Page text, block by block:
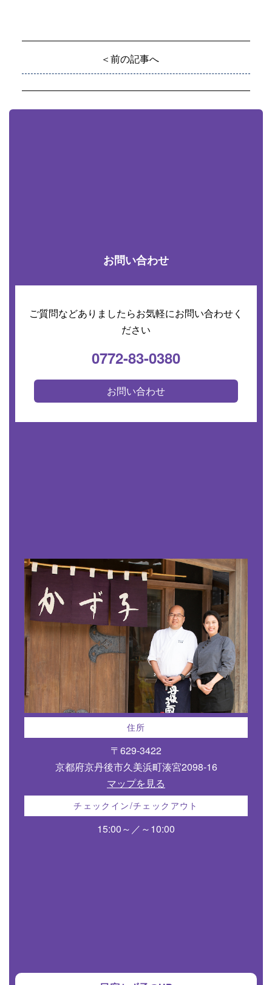
＜前の記事へ
お問い合わせ
ご質問などありましたらお気軽にお問い合わせく
ださい
0772-83-0380
お問い合わせ
住所
〒629-3422
京都府京丹後市久美浜町湊宮2098-16
マップを見る
チェックイン/チェックアウト
15:00～／～10:00